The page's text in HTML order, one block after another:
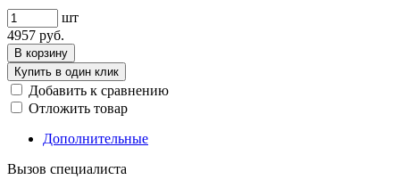
шт
4957 руб.
В корзину
Купить в один клик
Добавить к сравнению
Отложить товар
Дополнительные
Вызов специалиста